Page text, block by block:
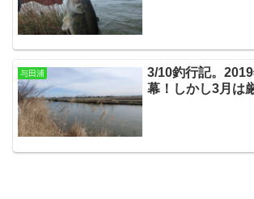
与田浦
3/10釣行記。
幕！しかし3月は